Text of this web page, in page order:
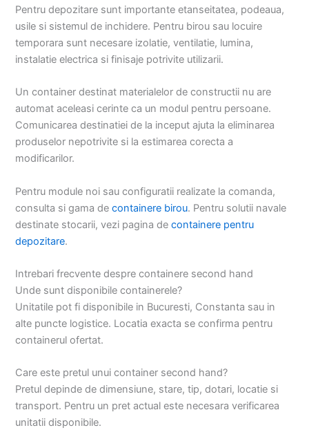
Pentru depozitare sunt importante etanseitatea, podeaua,
usile si sistemul de inchidere. Pentru birou sau locuire
temporara sunt necesare izolatie, ventilatie, lumina,
instalatie electrica si finisaje potrivite utilizarii.
Un container destinat materialelor de constructii nu are
automat aceleasi cerinte ca un modul pentru persoane.
Comunicarea destinatiei de la inceput ajuta la eliminarea
produselor nepotrivite si la estimarea corecta a
modificarilor.
Pentru module noi sau configuratii realizate la comanda,
consulta si gama decontainere birou. Pentru solutii navale
destinate stocarii, vezi pagina decontainere pentru
depozitare.
Intrebari frecvente despre containere second hand
Unde sunt disponibile containerele?
Unitatile pot fi disponibile in Bucuresti, Constanta sau in
alte puncte logistice. Locatia exacta se confirma pentru
containerul ofertat.
Care este pretul unui container second hand?
Pretul depinde de dimensiune, stare, tip, dotari, locatie si
transport. Pentru un pret actual este necesara verificarea
unitatii disponibile.